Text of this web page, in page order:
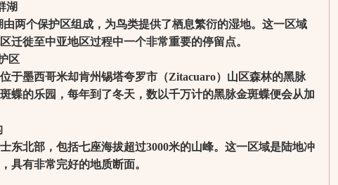
湖
个保护区组成，为鸟类提供了栖息繁衍的湿地。这一区域
迁徙至中亚地区过程中一个非常重要的停留点。
区
墨西哥米却肯州锡塔夸罗市（Zitacuaro）山区森林的黑脉
蝶的乐园，每年到了冬天，数以千万计的黑脉金斑蝶便会从加
北部，包括七座海拔超过3000米的山峰。这一区域是陆地冲
具有非常完好的地质断面。